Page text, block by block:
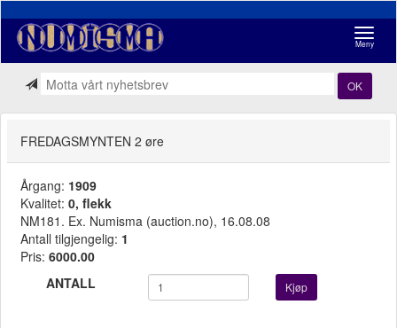
Meny
OK
FREDAGSMYNTEN 2 øre
Årgang: 1909
Kvalitet: 0, flekk
NM181. Ex. Numisma (auction.no), 16.08.08
Antall tilgjengelig: 1
Pris: 6000.00
ANTALL
Kjøp